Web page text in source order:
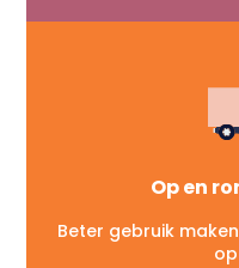
Op en
Beter gebruik